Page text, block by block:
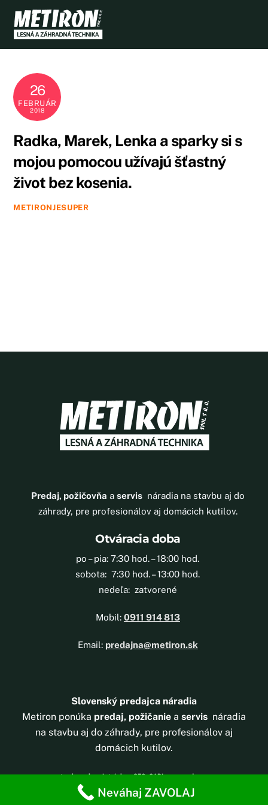
content
26
FEBRUÁR
2018
Radka, Marek, Lenka a sparky si s
mojou pomocou užívajú šťastný
život bez kosenia.
METIRONJESUPER
Predaj, požičovňa a servisnáradia na stavbu aj do
záhrady, pre profesionálov aj domácich kutilov.
Otváracia doba
po – pia: 7:30 hod. – 18:00 hod.
sobota: 7:30 hod. – 13:00 hod.
nedeľa: zatvorené
Mobil: 0911 914 813
Email: predajna@metiron.sk
Slovenský predajca náradia
Metiron ponúka predaj, požičanie a servis náradia
na stavbu aj do záhrady, pre profesionálov aj
domácich kutilov.
tvorba webovej stránkyaSEO,CAPI–wooacademy
Neváhaj ZAVOLAJ